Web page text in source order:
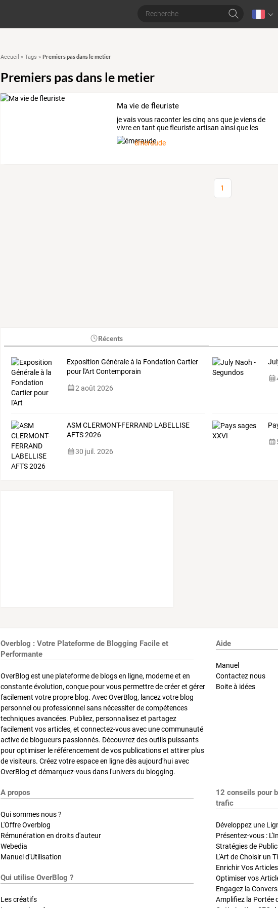
Accueil » Tags » Premiers pas dans le metier
Premiers pas dans le metier
Ma vie de fleuriste
jevaisvous raconter lescinq ansque jeviensde
vivreen tant quefleuristeartisan ainsique les
deux
émeraude
1
Récents
Exposition Générale à la Fondation Cartier
pour l'Art Contemporain
2 août 2026
ASM CLERMONT-FERRAND LABELLISE
AFTS 2026
30 juil. 2026
Overblog : Votre Plateforme de Blogging Facile et
Performante
OverBlog est une plateforme de blogs en ligne, moderne et en
constante évolution, conçue pour vous permettre de créer et gérer
facilement votre propre blog. Avec OverBlog, lancez votre blog
personnel ou professionnel sans nécessiter de compétences
techniques avancées. Publiez, personnalisez et partagez
facilement vos articles, et connectez-vous avec une communauté
active de blogueurs passionnés. Découvrez des outils puissants
pour optimiser le référencement de vos publications et attirer plus
de visiteurs. Créez votre espace en ligne dès aujourd'hui avec
OverBlog et démarquez-vous dans l'univers du blogging.
Aide
Manuel
Contactez nous
Boite à idées
A propos
Qui sommes nous ?
L'Offre Overblog
Rémunération en droits d'auteur
Webedia
Manuel d'Utilisation
Qui utilise OverBlog ?
Les créatifs
12 conseils pour
trafic
Développez une
Présentez-vous :
L'Art de Choisir un
Optimiser vos
Engagez la
Amplifiez la Portée